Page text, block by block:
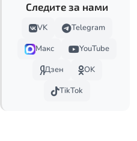
Следите за нами
VK
Telegram
Макс
YouTube
Дзен
OK
TikTok